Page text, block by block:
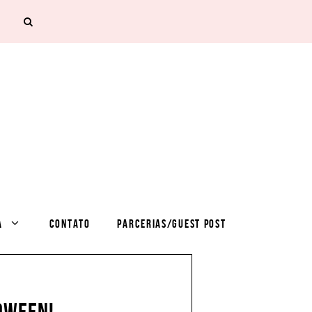
CONTATO PARCERIAS/GUEST POST